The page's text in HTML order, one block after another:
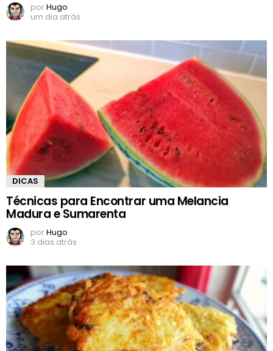
porHugo
um dia atrás
DICAS
Técnicas para Encontrar uma Melancia
Madura e Sumarenta
porHugo
3 dias atrás